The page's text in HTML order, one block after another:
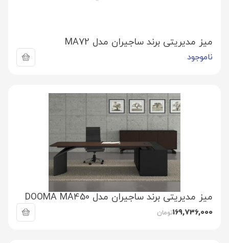
میز مدیریتی برند ساجیران مدل MA72
ناموجود
میز مدیریتی برند ساجیران مدل DOOMA MA450
169,736,000تومان